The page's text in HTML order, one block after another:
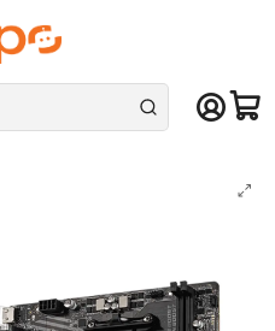
De lunes a sábado en el gran
Placas Madre AMD AM4
A520 AM4, DDR4,mATX, Dual